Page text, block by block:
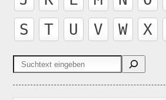
S
T U V W X
Suchen